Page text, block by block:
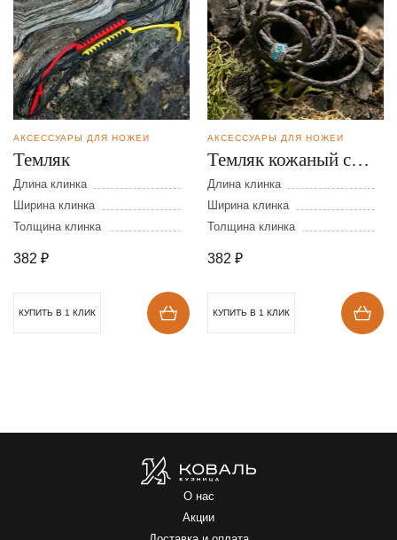
АКСЕССУАРЫ ДЛЯ НОЖЕЙ
Темляк
Длина клинка
Ширина клинка
Толщина клинка
382 ₽
КУПИТЬ В 1 КЛИК
АКСЕССУАРЫ ДЛЯ НОЖЕЙ
Темляк кожаный с
бусинкой
Длина клинка
Ширина клинка
Толщина клинка
382 ₽
КУПИТЬ В 1 КЛИК
О нас
Акции